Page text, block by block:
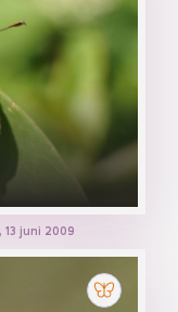
13 juni 2009